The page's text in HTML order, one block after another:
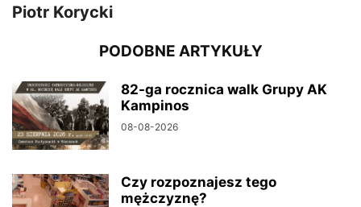
Piotr Korycki
PODOBNE ARTYKUŁY
82-ga rocznica walk Grupy AK
Kampinos
08-08-2026
Czy rozpoznajesz tego
mężczyznę?